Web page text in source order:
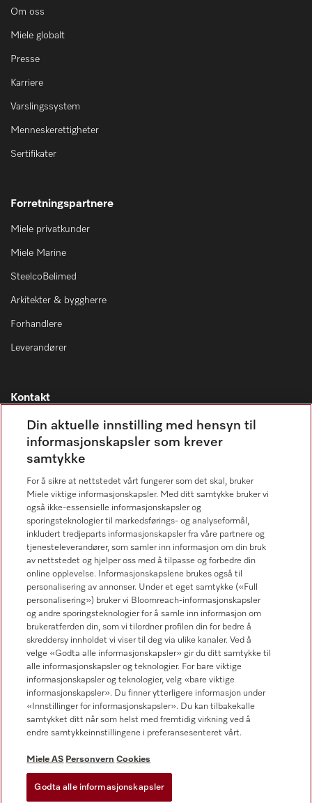
Om oss
Miele globalt
Presse
Karriere
Varslingssystem
Menneskerettigheter
Sertifikater
Forretningspartnere
Miele privatkunder
Miele Marine
SteelcoBelimed
Arkitekter & byggherre
Forhandlere
Leverandører
Kontakt
Kontaktoversikt
Miele Professional Service
67 17 34 40
Forbrukerkontakt
67 17 31 00
Forhandlersøk
Følg Miele Professional
Personvern
Vilkår for bruk
Din aktuelle innstilling med hensyn til
informasjonskapsler som krever
samtykke
For å sikre at nettstedet vårt fungerer som det skal, bruker
Miele viktige informasjonskapsler. Med ditt samtykke bruker vi
også ikke-essensielle informasjonskapsler og
sporingsteknologier til markedsførings- og analyseformål,
inkludert tredjeparts informasjonskapsler fra våre partnere og
tjenesteleverandører, som samler inn informasjon om din bruk
av nettstedet og hjelper oss med å tilpasse og forbedre din
online opplevelse. Informasjonskapslene brukes også til
personalisering av annonser. Under et eget samtykke («Full
personalisering») bruker vi Bloomreach-informasjonskapsler
og andre sporingsteknologier for å samle inn informasjon om
brukeratferden din, som vi tilordner profilen din for bedre å
skreddersy innholdet vi viser til deg via ulike kanaler. Ved å
velge «Godta alle informasjonskapsler» gir du ditt samtykke til
alle informasjonskapsler og teknologier. For bare viktige
informasjonskapsler og teknologier, velg «bare viktige
informasjonskapsler». Du finner ytterligere informasjon under
«Innstillinger for informasjonskapsler». Du kan tilbakekalle
samtykket ditt når som helst med fremtidig virkning ved å
endre samtykkeinnstillingene i preferansesenteret vårt.
Miele AS Personvern Cookies
Godta alle informasjonskapsler